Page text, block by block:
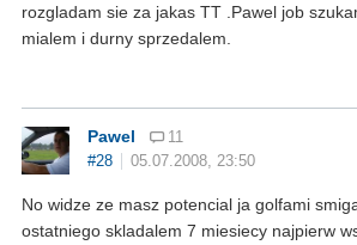
rozgladam sie za jakas TT .Pawel job
mialem i durny sprzedalem.
Pawel
11
#28
05.07.2008, 23:50
No widze ze masz potencial ja golfami
ostatniego skladalem 7 miesiecy najpierw